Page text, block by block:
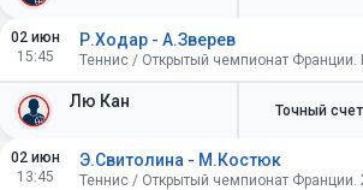
02 июн
15:45
Лю Кан
Р.Ходар - А.Зверев
Точный
02 июн
13:45
Э.Свитолина - М.Костюк